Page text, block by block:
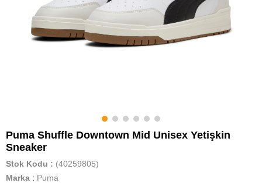
Puma Shuffle Downtown Mid Unisex Yetişkin
Sneaker
Stok Kodu
(40259805)
Marka : Puma